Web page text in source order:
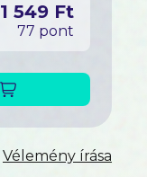
1 549 Ft
77 pont
Vélemény írása